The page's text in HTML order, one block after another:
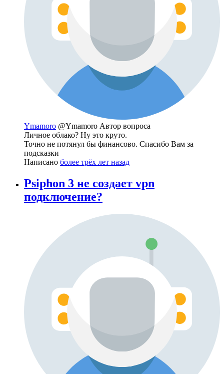
Ymamoro @Ymamoro Автор вопроса
Личное облако? Ну это круто.
Точно не потянул бы финансово. Спасибо Вам за
подсказки
Написано более трёх лет назад
Psiphon 3 не создает vpn
подключение?